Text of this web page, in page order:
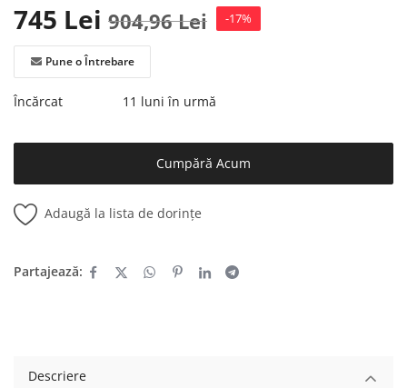
745 Lei 904,96Lei -17%
Pune o Întrebare
Încărcat 11 luni în urmă
Cumpără Acum
Adaugă la lista de dorințe
Partajează:
Descriere